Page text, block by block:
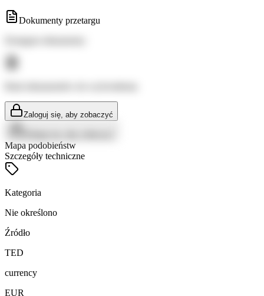
Dokumenty przetargu
Zaloguj się, aby zobaczyć
Mapa podobieństw
Szczegóły techniczne
Kategoria
Nie określono
Źródło
TED
currency
EUR